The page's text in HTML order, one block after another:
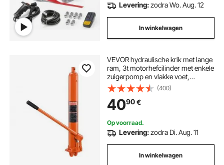
Levering:zodra Wo. Aug. 12
In winkelwagen
VEVOR hydraulische krik met lange
ram, 3t motorhefcilinder met enkele
zuigerpomp en vlakke voet,
hydraulische autokrik voor
motorheftafels,
garage-/werkplaatskranen,
boerderij, enz.
(400)
4090€
Op voorraad.
Levering:zodra Di. Aug. 11
In winkelwagen